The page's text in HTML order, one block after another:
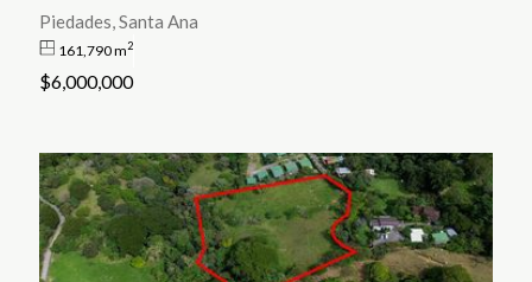
Piedades, Santa Ana
161,790 m2
$6,000,000